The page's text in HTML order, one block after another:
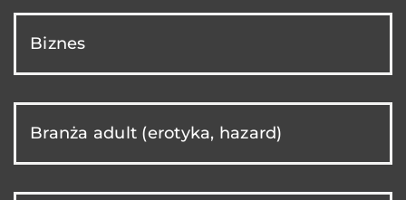
Biznes
Branża adult (erotyka, hazard)